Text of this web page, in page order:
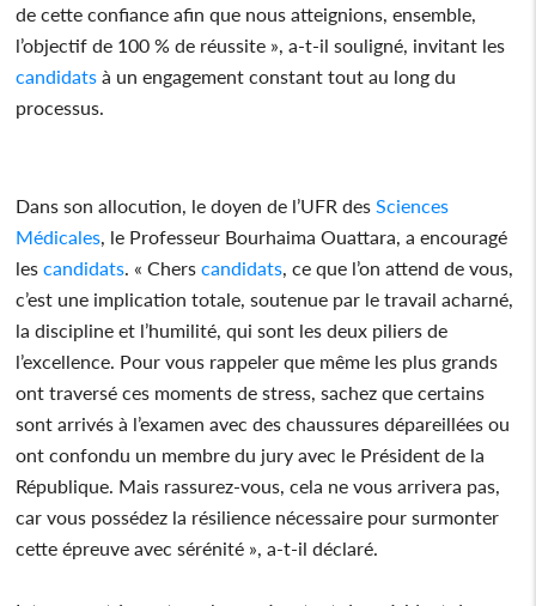
de cette confiance afin que nous atteignions, ensemble,
l’objectif de 100 % de réussite », a-t-il souligné, invitant les
candidats à un engagement constant tout au long du
processus.
Dans son allocution, le doyen de l’UFR des Sciences
Médicales , le Professeur Bourhaima Ouattara, a encouragé
les candidats . « Chers candidats , ce que l’on attend de vous,
c’est une implication totale, soutenue par le travail acharné,
la discipline et l’humilité, qui sont les deux piliers de
l’excellence. Pour vous rappeler que même les plus grands
ont traversé ces moments de stress, sachez que certains
sont arrivés à l’examen avec des chaussures dépareillées ou
ont confondu un membre du jury avec le Président de la
République. Mais rassurez-vous, cela ne vous arrivera pas,
car vous possédez la résilience nécessaire pour surmonter
cette épreuve avec sérénité », a-t-il déclaré.